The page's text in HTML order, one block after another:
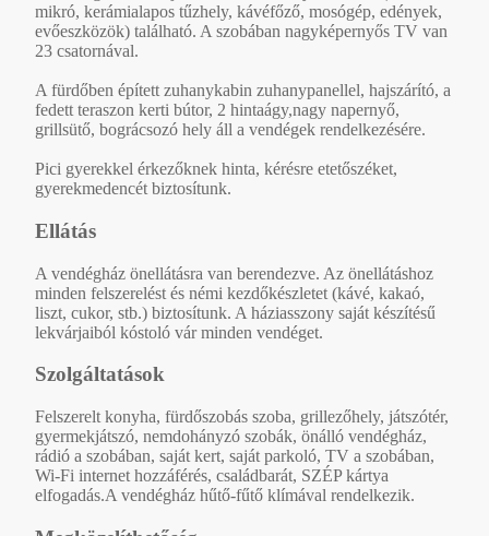
mikró, kerámialapos tűzhely, kávéfőző, mosógép, edények,
evőeszközök) található. A szobában nagyképernyős TV van
23 csatornával.
A fürdőben épített zuhanykabin zuhanypanellel, hajszárító, a
fedett teraszon kerti bútor, 2 hintaágy,nagy napernyő,
grillsütő, bográcsozó hely áll a vendégek rendelkezésére.
Pici gyerekkel érkezőknek hinta, kérésre etetőszéket,
gyerekmedencét biztosítunk.
Ellátás
A vendégház önellátásra van berendezve. Az önellátáshoz
minden felszerelést és némi kezdőkészletet (kávé, kakaó,
liszt, cukor, stb.) biztosítunk. A háziasszony saját készítésű
lekvárjaiból kóstoló vár minden vendéget.
Szolgáltatások
Felszerelt konyha, fürdőszobás szoba, grillezőhely, játszótér,
gyermekjátszó, nemdohányzó szobák, önálló vendégház,
rádió a szobában, saját kert, saját parkoló, TV a szobában,
Wi-Fi internet hozzáférés, családbarát, SZÉP kártya
elfogadás.A vendégház hűtő-fűtő klímával rendelkezik.